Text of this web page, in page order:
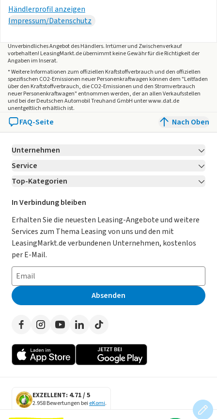
Händlerprofil anzeigen
Impressum/Datenschutz
Unverbindliches Angebot desHändlers. Irrtümer und Zwischenverkauf
vorbehalten! LeasingMarkt.de übernimmt keine Gewähr für die Richtigkeit der
Angaben im Inserat.
* Weitere Informationen zum offiziellen Kraftstoffverbrauch und den offiziellen
spezifischen CO2-Emissionen neuer Personenkraftwagen können dem "Leitfaden
über den Kraftstoffverbrauch, die CO2-Emissionen und den Stromverbrauch
neuer Personenkraftwagen" entnommen werden, der an allen Verkaufsstellen
und bei der Deutschen Automobil Treuhand GmbH unter www.dat.de
unentgeltlich erhältlich ist.
FAQ-Seite Nach Oben
Unternehmen
Über LeasingMarkt.de
Karriere Jetzt bewerben!
Für Händler
Kooperation mit AutoScout24
AGB
Datenschutz
Impressum
Erklärung zur Barrierefreiheit
Presse
Service
Kontakt
Ratgeber
Magazin
Datenschutz-Einstellungen
So funktioniert’s
Häufig gestellte Fragen
Leasing-Lexikon
Auto-Tests
Werben auf LeasingMarkt.de
Top-Kategorien
Leasing Deals
Gebrauchtwagen Leasing
Leasing ohne Anzahlung
E-Auto Leasing
Privatleasing
Leasing-Vergleiche
Herstellerverzeichnis
Händlerverzeichnis
In Verbindung bleiben
Erhalten Sie die neuesten Leasing-Angebote und weitere
Services zum Thema Leasing von uns und den mit
LeasingMarkt.de verbundenen Unternehmen, kostenlos
per E-Mail.
Absenden
EXZELLENT: 4.71 / 5
2.958 Bewertungen bei eKomi.